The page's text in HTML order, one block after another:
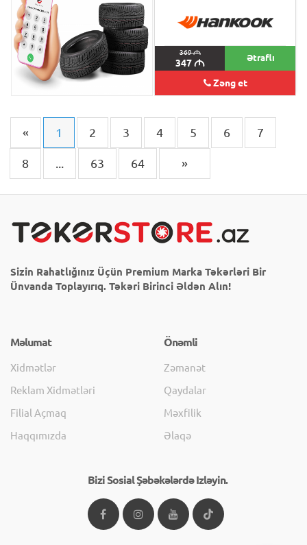
369
347 M
369M
347M Ətraflı
Zəng et
« 1 2 3 4 5 6 7
8 ... 63 64 »
Sizin Rahatlığınız Üçün Premium Marka Təkərləri Bir
Ünvanda Toplayırıq. Təkəri Birinci Əldən Alın!
Məlumat
Xidmətlər
Reklam Xidmətləri
Filial Açmaq
Haqqımızda
Önəmli
Zəmanət
Qaydalar
Məxfilik
Əlaqə
Bizi Sosial Şəbəkələrdə Izləyin.